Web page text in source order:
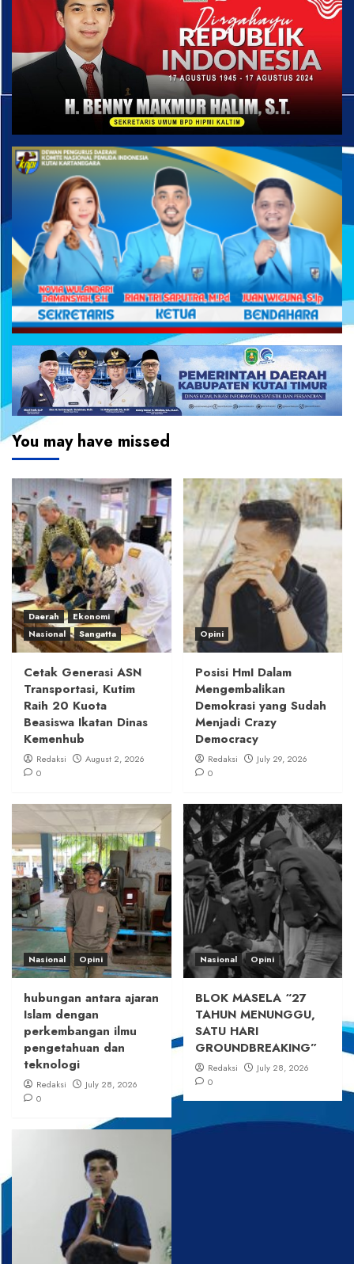
You may have missed
Daerah
Ekonomi
Nasional
Sangatta
Cetak Generasi ASN
Transportasi, Kutim
Raih 20 Kuota
Beasiswa Ikatan Dinas
Kemenhub
Redaksi
August 2, 2026
0
Opini
Posisi HmI Dalam
Mengembalikan
Demokrasi yang Sudah
Menjadi Crazy
Democracy
Redaksi
July 29, 2026
0
Nasional Opini
hubungan antara ajaran
Islam dengan
perkembangan ilmu
pengetahuan dan
teknologi
Redaksi
July 28, 2026
0
Nasional Opini
BLOK MASELA “27
TAHUN MENUNGGU,
SATU HARI
GROUNDBREAKING”
Redaksi
July 28, 2026
0